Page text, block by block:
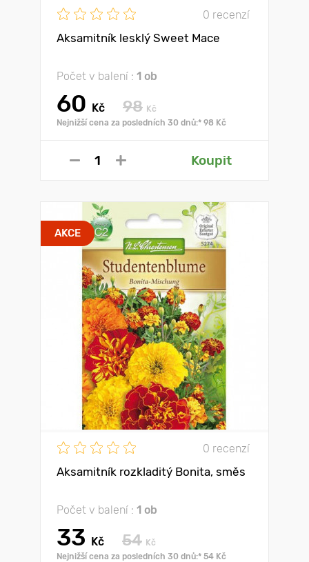
0 recenzí
Aksamitník lesklý Sweet Mace
Počet v balení : 1 ob
60 Kč 98 Kč
Nejnižší cena za posledních 30 dnů:* 98 Kč
Koupit
AKCE
0 recenzí
Aksamitník rozkladitý Bonita, směs
Počet v balení : 1 ob
33 Kč 54 Kč
Nejnižší cena za posledních 30 dnů:* 54 Kč